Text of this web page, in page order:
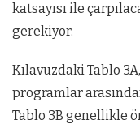
katsayısı ile
gerekiyor.
Kılavuzdaki Tablo
programlar
Tablo 3B genellikle